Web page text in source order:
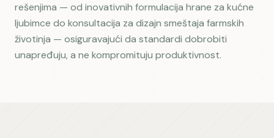
rešenjima — od inovativnih formulacija hrane za kućne
ljubimce do konsultacija za dizajn smeštaja farmskih
životinja — osiguravajući da standardi dobrobiti
unapređuju, a ne kompromituju produktivnost.